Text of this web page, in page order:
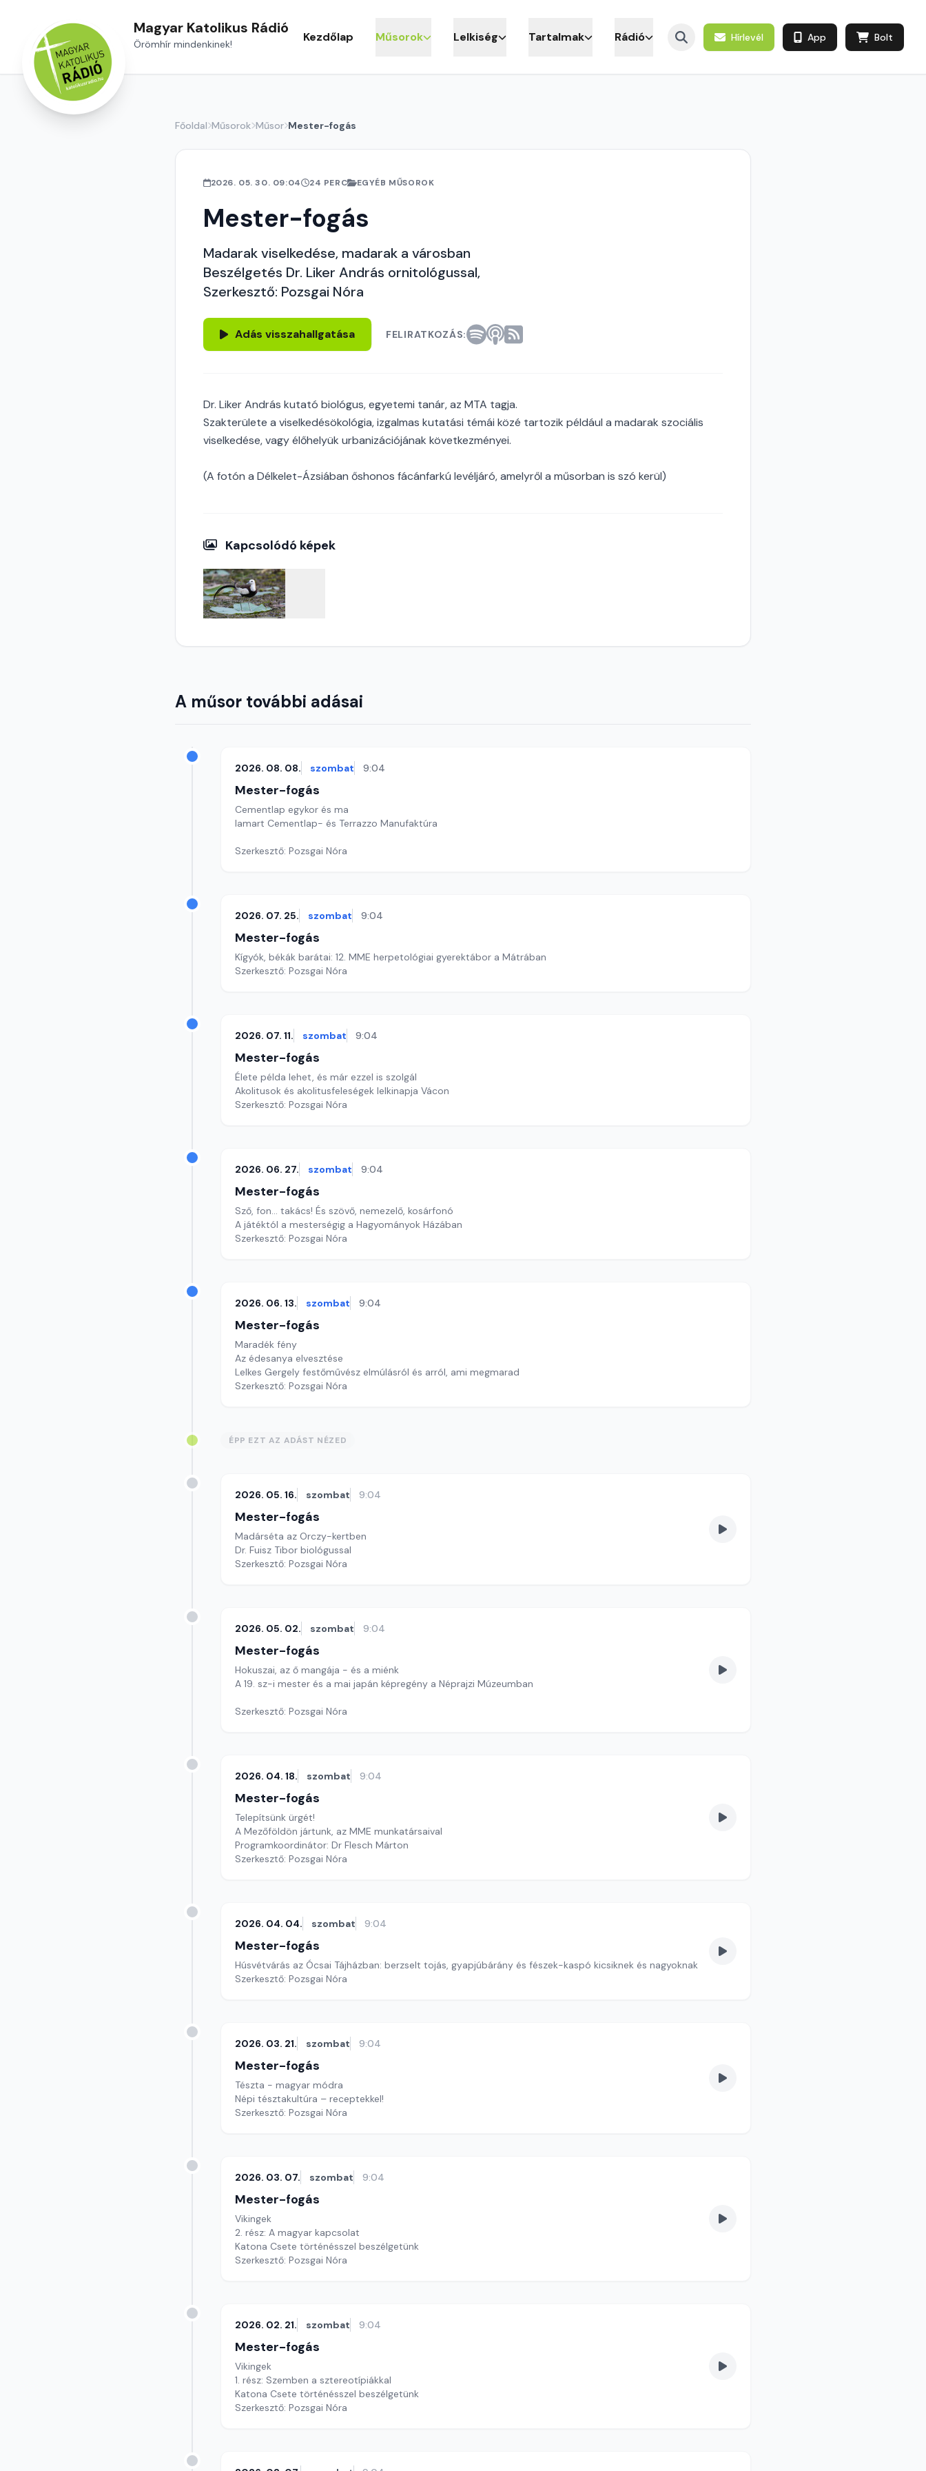
Magyar Katolikus Rádió
Örömhír mindenkinek! Kezdőlap Műsorok Lelkiség Tartalmak Rádió Hírlevél App Bolt
Főoldal Műsorok Műsor Mester-fogás
2026. 05. 30. 09:04 24 PERC EGYÉB MŰSOROK
Mester-fogás
Madarak viselkedése, madarak a városban
Beszélgetés Dr. Liker András ornitológussal,
Szerkesztő: Pozsgai Nóra
Adás visszahallgatása FELIRATKOZÁS:
Dr. Liker András kutató biológus, egyetemi tanár, az MTA tagja.
Szakterülete a viselkedésökológia, izgalmas kutatási témái közé tartozik például a madarak szociális
viselkedése, vagy élőhelyük urbanizációjának következményei.
(A fotón a Délkelet-Ázsiában őshonos fácánfarkú levéljáró, amelyről a műsorban is szó kerül)
Kapcsolódó képek
A műsor további adásai
2026. 08. 08. szombat 9:04
Mester-fogás
Cementlap egykor és ma
Iamart Cementlap- és Terrazzo Manufaktúra
Szerkesztő: Pozsgai Nóra
2026. 07. 25. szombat 9:04
Mester-fogás
Kígyók, békák barátai: 12. MME herpetológiai gyerektábor a Mátrában
Szerkesztő: Pozsgai Nóra
2026. 07. 11. szombat 9:04
Mester-fogás
Élete példa lehet, és már ezzel is szolgál
Akolitusok és akolitusfeleségek lelkinapja Vácon
Szerkesztő: Pozsgai Nóra
2026. 06. 27. szombat 9:04
Mester-fogás
Sző, fon... takács! És szövő, nemezelő, kosárfonó
A játéktól a mesterségig a Hagyományok Házában
Szerkesztő: Pozsgai Nóra
2026. 06. 13. szombat 9:04
Mester-fogás
Maradék fény
Az édesanya elvesztése
Lelkes Gergely festőművész elmúlásról és arról, ami megmarad
Szerkesztő: Pozsgai Nóra
ÉPP EZT AZ ADÁST NÉZED
2026. 05. 16. szombat 9:04
Mester-fogás
Madárséta az Orczy-kertben
Dr. Fuisz Tibor biológussal
Szerkesztő: Pozsgai Nóra
2026. 05. 02. szombat 9:04
Mester-fogás
Hokuszai, az ő mangája - és a miénk
A 19. sz-i mester és a mai japán képregény a Néprajzi Múzeumban
Szerkesztő: Pozsgai Nóra
2026. 04. 18. szombat 9:04
Mester-fogás
Telepítsünk ürgét!
A Mezőföldön jártunk, az MME munkatársaival
Programkoordinátor: Dr Flesch Márton
Szerkesztő: Pozsgai Nóra
2026. 04. 04. szombat 9:04
Mester-fogás
Húsvétvárás az Ócsai Tájházban: berzselt tojás, gyapjúbárány és fészek-kaspó kicsiknek és nagyoknak
Szerkesztő: Pozsgai Nóra
2026. 03. 21. szombat 9:04
Mester-fogás
Tészta - magyar módra
Népi tésztakultúra – receptekkel!
Szerkesztő: Pozsgai Nóra
2026. 03. 07. szombat 9:04
Mester-fogás
Vikingek
2. rész: A magyar kapcsolat
Katona Csete történésszel beszélgetünk
Szerkesztő: Pozsgai Nóra
2026. 02. 21. szombat 9:04
Mester-fogás
Vikingek
1. rész: Szemben a sztereotípiákkal
Katona Csete történésszel beszélgetünk
Szerkesztő: Pozsgai Nóra